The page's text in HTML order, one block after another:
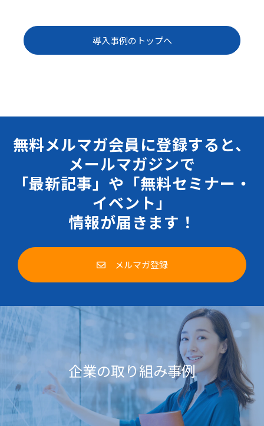
導入事例のトップへ
無料メルマガ会員に登録すると、
メールマガジンで
「最新記事」や「無料セミナー・
イベント」
情報が届きます！
メルマガ登録
企業の取り組み事例